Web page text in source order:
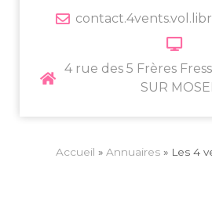
4 rue des 5 Frères
SUR
Accueil » Annuaires» Les 4